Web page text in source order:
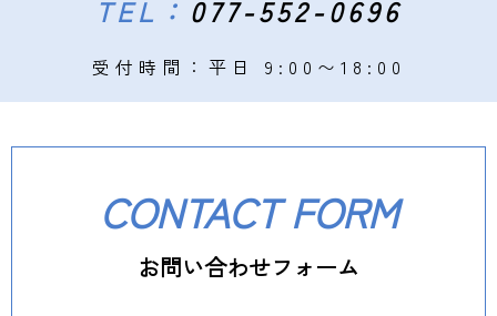
TEL： 077-552-0696
受付時間：平日 9:00〜18:00
CONTACT FORM
お問い合わせフォーム